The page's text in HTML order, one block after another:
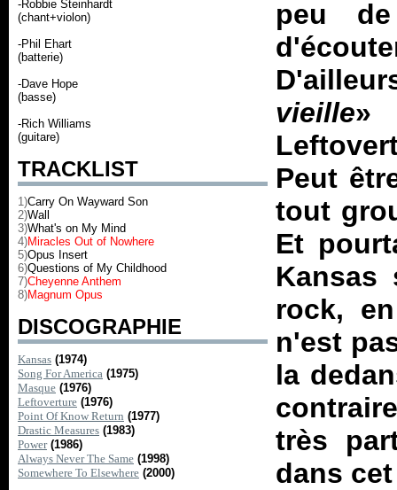
-Robbie Steinhardt
(chant+violon)
-Phil Ehart
(batterie)
-Dave Hope
(basse)
-Rich Williams
(guitare)
TRACKLIST
1)Carry On Wayward Son
2)Wall
3)What's on My Mind
4)Miracles Out of Nowhere
5)Opus Insert
6)Questions of My Childhood
7)Cheyenne Anthem
8)Magnum Opus
DISCOGRAPHIE
Kansas (1974)
Song For America (1975)
Masque (1976)
Leftoverture (1976)
Point Of Know Return (1977)
Drastic Measures (1983)
Power (1986)
Always Never The Same (1998)
Somewhere To Elsewhere (2000)
peu
vieille»
Peut
tout
Et
rock,
n'est
la
très
dans